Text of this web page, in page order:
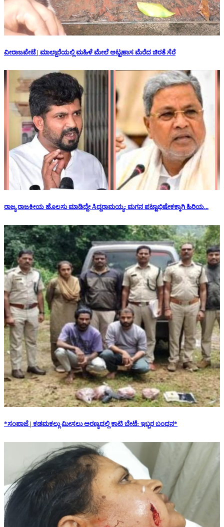
ವೀರಾಜಪೇಟೆ | ಮಾಲ್ದಾರೆಯಲ್ಲಿ ಮಹಿಳೆ ಮೇಲೆ ಅಟ್ಟಹಾಸ ಮೆರೆದ ಚಿರತೆ ಸೆರೆ
ರಾಜ್ಯ ರಾಜಕೀಯ ಹೊಲಸು ಮಾಡಿದ್ದೇ ಸಿದ್ದರಾಮಯ್ಯ; ಮಗನ ಪಟ್ಟಾಭಿಷೇಕಕ್ಕಾಗಿ ಹಿರಿಯ...
*ಸಂಪಾಜೆ | ಕಡಮಕಲ್ಲು ಮೀಸಲು ಅರಣ್ಯದಲ್ಲಿ ಕಾಟಿ ಬೇಟೆ: ಇಬ್ಬರ ಬಂಧನ*